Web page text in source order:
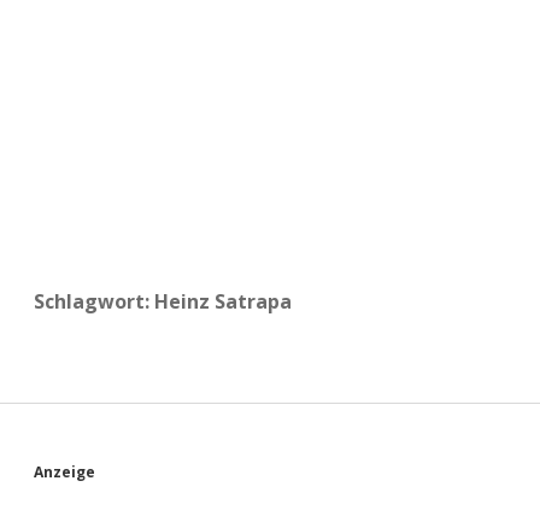
Schlagwort: Heinz Satrapa
S
Anzeige